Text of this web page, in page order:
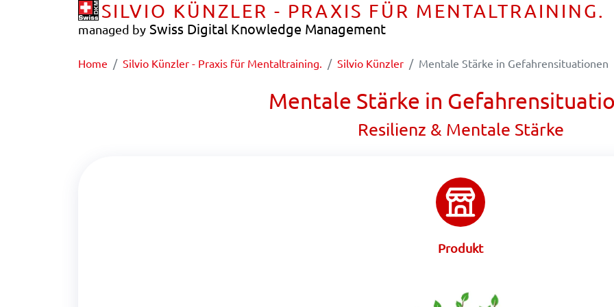
SILVIO KÜNZLER - PRAXIS FÜR MENTALTRAINING.
managed by Swiss Digital Knowledge Management
Home Silvio Künzler - Praxis für Mentaltraining. Silvio Künzler Mentale Stärke in Gefahrensituationen
Mentale Stärke in
Resilienz & Mentale Stärke
Produkt